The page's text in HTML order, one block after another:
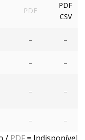
PDF
PDF
CSV
– –
– –
– –
– –